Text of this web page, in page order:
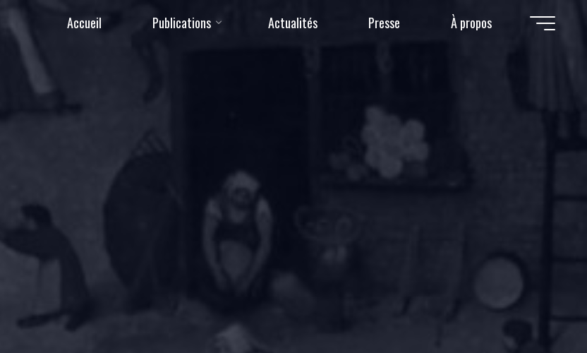
Accueil Publications Actualités Presse À propos